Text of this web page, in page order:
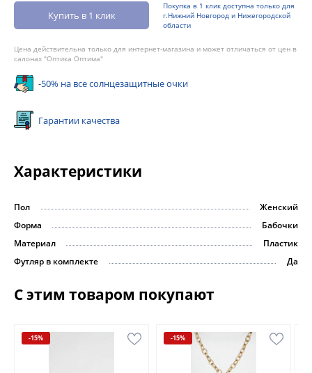
Купить в 1 клик
Покупка в 1 клик доступна только для
г.Нижний Новгород и Нижегородской
области
Цена действительна только для интернет-магазина и может отличаться от цен в
салонах "Оптика Оптима"
-50% на все солнцезащитные очки
Гарантии качества
Характеристики
Пол
Женский
Форма
Бабочки
Материал
Пластик
Футляр в комплекте
Да
С этим товаром покупают
-15% -15%